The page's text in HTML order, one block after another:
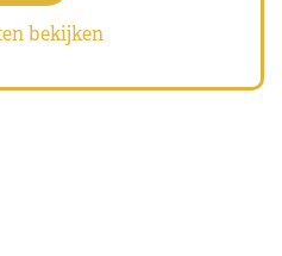
bekijken